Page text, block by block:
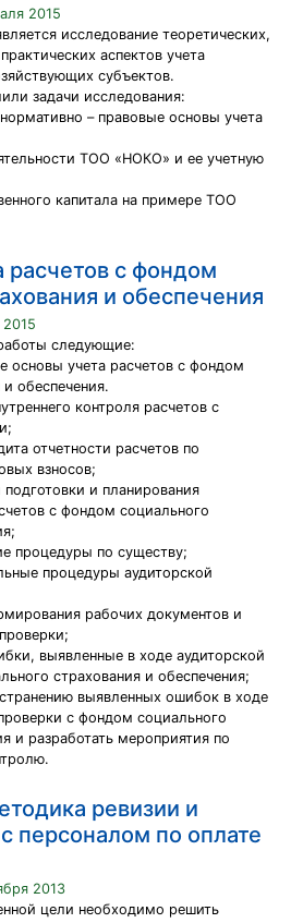
2015
исследование теоретических,
аспектов учета
субъектов.
задачи исследования:
– правовые основы учета
ТОО «НОКО» и ее учетную
капитала на примере ТОО
расчетов с фондом
и обеспечения
следующие:
основы учета расчетов с фондом
обеспечения.
контроля расчетов с
отчетности расчетов по
взносов;
и планирования
с фондом социального
процедуры по существу;
процедуры аудиторской
рабочих документов и
выявленные в ходе аудиторской
страхования и обеспечения;
выявленных ошибок в ходе
с фондом социального
и разработать мероприятия по
ревизии и
персоналом по оплате
2013
цели необходимо решить